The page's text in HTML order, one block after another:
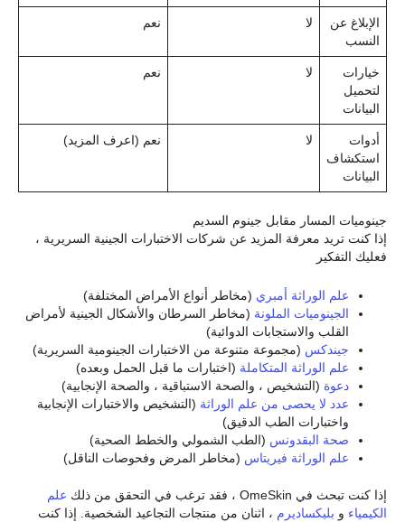
الإبلاغ عن
النسب
لا نعم
خيارات
لتحميل
البيانات
لا نعم
أدوات
استكشاف
البيانات
لا نعم (اعرف المزيد)
جينوميات المسار مقابل جينوم السديم
إذا كنت تريد معرفة المزيد عن شركات الاختبارات الجينية السريرية ،
فعليك التفكير
علم الوراثة أمبري (مخاطر أنواع الأمراض المختلفة)
الجينوميات الملونة (مخاطر السرطان والأشكال الجينية لأمراض
القلب والاستجابات الدوائية)
جيندكس (مجموعة متنوعة من الاختبارات الجينومية السريرية)
علم الوراثة المتكاملة (اختبارات ما قبل الحمل وبعده)
دعوة (التشخيص ، والصحة الاستباقية ، والصحة الإنجابية)
عدد لا يحصى من علم الوراثة (التشخيص والاختبارات الإنجابية
واختبارات الطب الدقيق)
صحة البقدونس (الطب الشمولي والخطط الصحية)
علم الوراثة فيريتاس (مخاطر المرض وفحوصات الناقل)
إذا كنت تبحث في OmeSkin ، فقد ترغب في التحقق من ذلك
علم
الكيمياء و بليكساديرم ، اثنان من منتجات التجاعيد الشخصية. إذا كنت